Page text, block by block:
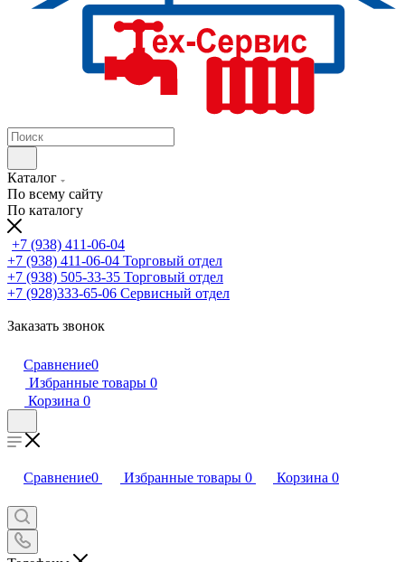
Каталог
По всему сайту
По каталогу
+7 (938) 411-06-04
+7 (938) 411-06-04 Торговый отдел
+7 (938) 505-33-35 Торговый отдел
+7 (928)333-65-06 Сервисный отдел
Заказать звонок
Сравнение0
Избранные товары 0
Корзина 0
Сравнение0 Избранные товары 0 Корзина 0